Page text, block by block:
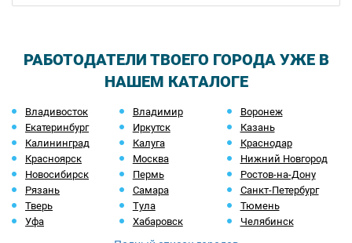
РАБОТОДАТЕЛИ ТВОЕГО ГОРОДА УЖЕ В
НАШЕМ КАТАЛОГЕ
Владивосток Владимир
Воронеж
Екатеринбург
Иркутск
Казань
Калининград
Калуга
Краснодар
Красноярск
Москва
Нижний Новгород
Новосибирск
Пермь
Ростов-на-Дону
Рязань
Самара
Санкт-Петербург
Тверь
Тула
Тюмень
Уфа
Хабаровск Челябинск